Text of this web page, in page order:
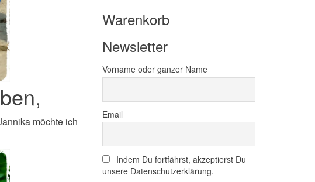
möchte ich
Warenkorb
Newsletter
Vorname oder ganzer Name
Email
Indem Du fortfährst, akzeptierst Du
unsere Datenschutzerklärung.